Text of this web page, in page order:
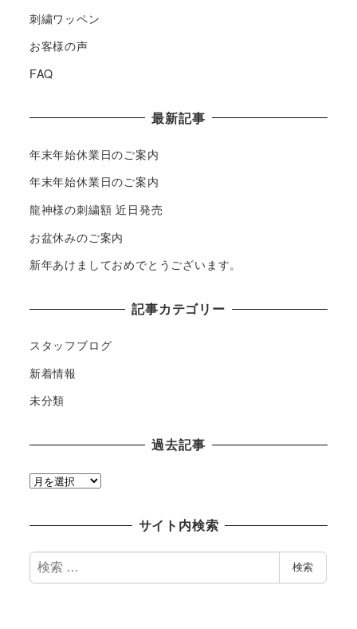
刺繍ワッペン
お客様の声
FAQ
最新記事
年末年始休業日のご案内
年末年始休業日のご案内
龍神様の刺繍額 近日発売
お盆休みのご案内
新年あけましておめでとうございます。
記事カテゴリー
スタッフブログ
新着情報
未分類
過去記事
過
サイト内検索
検
索
検索